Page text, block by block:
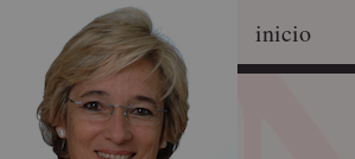
inicio